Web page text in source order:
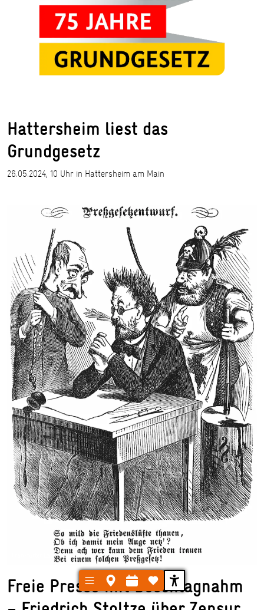
Hattersheim liest das
Grundgesetz
26.05.2024, 10 Uhr in Hattersheim am Main
Frankfurter Latern 10/1874
Freie Presse mit Beschlagnahm